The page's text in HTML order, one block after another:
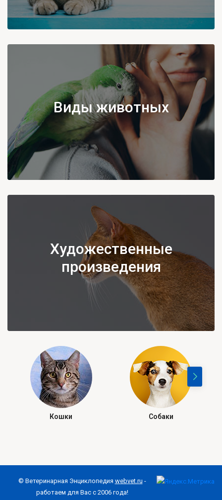
Виды животных
Художественные
произведения
Кошки Собаки
© Ветеринарная Энциклопедия webvet.ru -
работаем для Вас с 2006 года!